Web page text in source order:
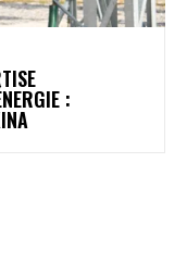
: